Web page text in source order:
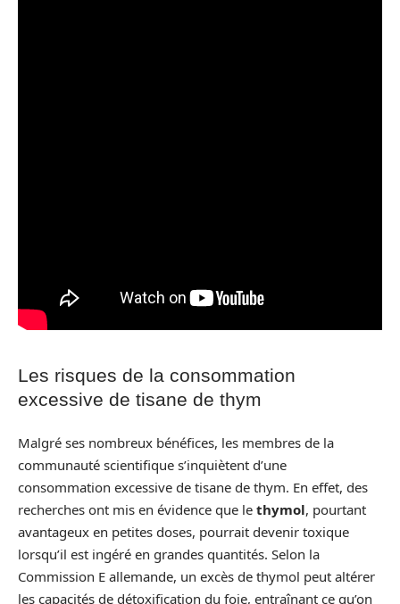
Les risques de la consommation
excessive de tisane de thym
Malgré ses nombreux bénéfices, les membres de la
communauté scientifique s’inquiètent d’une
consommation excessive de tisane de thym. En effet, des
recherches ont mis en évidence que le thymol, pourtant
avantageux en petites doses, pourrait devenir toxique
lorsqu’il est ingéré en grandes quantités. Selon la
Commission E allemande, un excès de thymol peut altérer
les capacités de détoxification du foie, entraînant ce qu’on